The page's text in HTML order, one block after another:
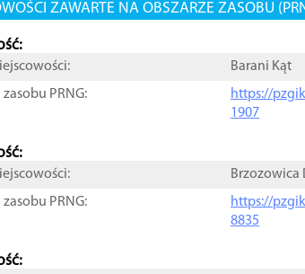
ZAWARTE NA OBSZARZE ZASOBU
Barani Kąt
zasobu PRNG:
https://
1907
Brzozowica
zasobu PRNG:
https://
8835